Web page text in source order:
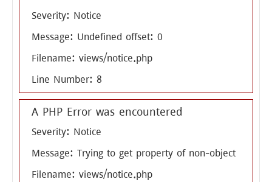
Severity: Notice
Message: Undefined offset: 0
Filename: views/notice.php
Line Number: 8
A PHP Error was encountered
Severity: Notice
Message: Trying to get property of non-object
Filename: views/notice.php